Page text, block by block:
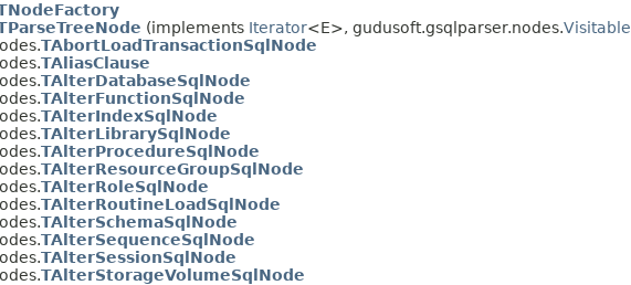
(implements Iterator<E>, gudusoft.gsqlparser.nodes.Visitable
TAbortLoadTransactionSqlNode
TAliasClause
TAlterDatabaseSqlNode
TAlterFunctionSqlNode
TAlterIndexSqlNode
TAlterLibrarySqlNode
TAlterProcedureSqlNode
TAlterResourceGroupSqlNode
TAlterRoleSqlNode
TAlterRoutineLoadSqlNode
TAlterSchemaSqlNode
TAlterSequenceSqlNode
TAlterSessionSqlNode
TAlterStorageVolumeSqlNode